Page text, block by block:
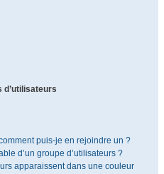
d’utilisateurs
puis-je en rejoindre un ?
d’un groupe d’utilisateurs ?
apparaissent dans une couleur